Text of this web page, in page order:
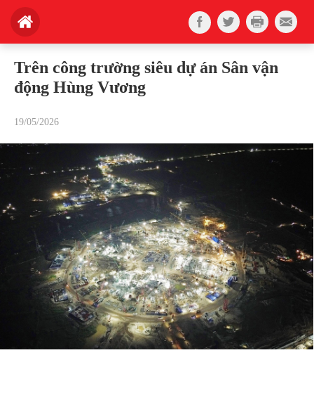
Trên công trường siêu dự án Sân vận
động Hùng Vương
19/05/2026